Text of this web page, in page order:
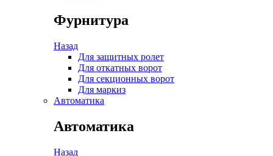
Фурнитура
Назад
Для защитных ролет
Для откатных ворот
Для секционных ворот
Для маркиз
Автоматика
Автоматика
Назад